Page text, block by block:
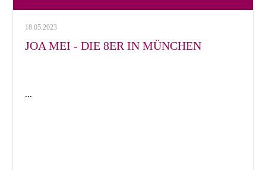
18.05.2023
JOA MEI - DIE 8ER IN MÜNCHEN
...